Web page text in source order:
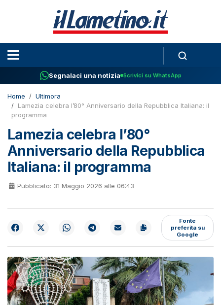
Segnalaci una notizia Scrivici su WhatsApp
Home
Ultimora
Lamezia celebra l’80° Anniversario della Repubblica Italiana: il
programma
Lamezia celebra l’80°
Anniversario della Repubblica
Italiana: il programma
Pubblicato: 31 Maggio 2026 alle 06:43
Fonte
preferita su
Google